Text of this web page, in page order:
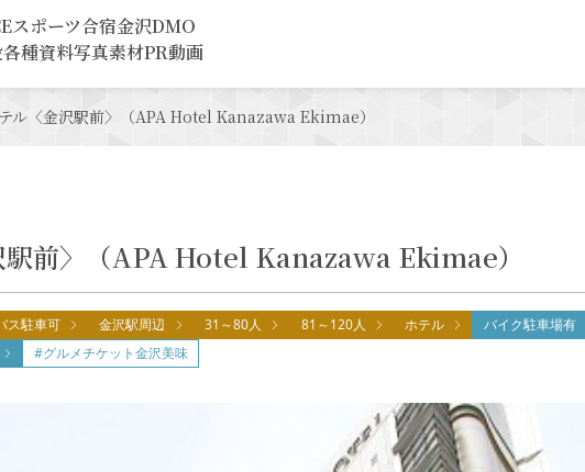
スポーツ合宿金沢DMO
各種資料写真素材PR動画
ル〈金沢駅前〉（APA Hotel Kanazawa Ekimae）
駅前〉（APA Hotel Kanazawa Ekimae）
ス駐車可 金沢駅周辺 31～80人 81～120人 ホテル バイク駐車場有
#グルメチケット金沢美味